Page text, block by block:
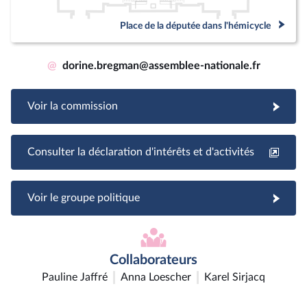
Place de la députée dans l'hémicycle
@ dorine.bregman@assemblee-nationale.fr
Voir la commission
Consulter la déclaration d'intérêts et d'activités
Voir le groupe politique
Collaborateurs
Pauline Jaffré Anna Loescher Karel Sirjacq